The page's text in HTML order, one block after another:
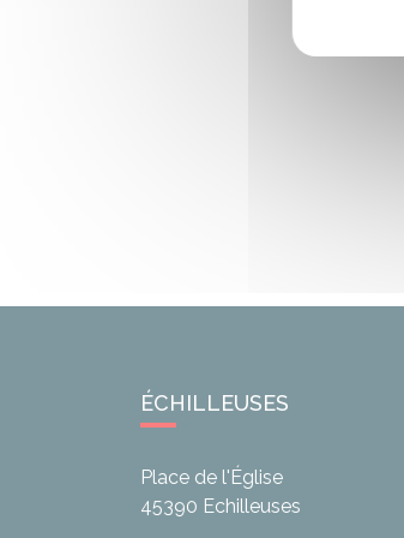
ÉCHILLEUSES
Place de l'Église
45390 Echilleuses